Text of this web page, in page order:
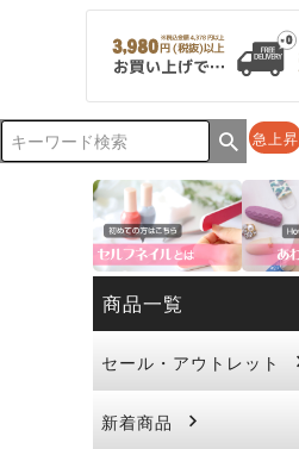
急上昇
商品一覧
セール・アウトレット
新着商品